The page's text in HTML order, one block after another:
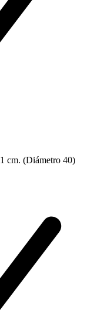
cm. (Diámetro 40)